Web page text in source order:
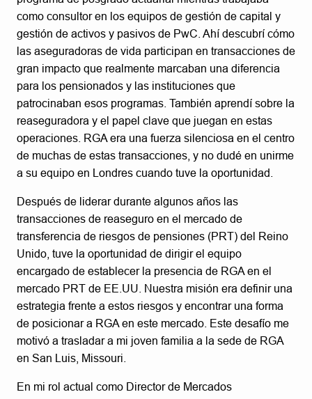
como consultor en los equipos de gestión de capital y
gestión de activos y pasivos de PwC. Ahí descubrí cómo
las aseguradoras de vida participan en transacciones de
gran impacto que realmente marcaban una diferencia
para los pensionados y las instituciones que
patrocinaban esos programas. También aprendí sobre la
reaseguradora y el papel clave que juegan en estas
operaciones. RGA era una fuerza silenciosa en el centro
de muchas de estas transacciones, y no dudé en unirme
a su equipo en Londres cuando tuve la oportunidad.
Después de liderar durante algunos años las
transacciones de reaseguro en el mercado de
transferencia de riesgos de pensiones (PRT) del Reino
Unido, tuve la oportunidad de dirigir el equipo
encargado de establecer la presencia de RGA en el
mercado PRT de EE.UU. Nuestra misión era definir una
estrategia frente a estos riesgos y encontrar una forma
de posicionar a RGA en este mercado. Este desafío me
motivó a trasladar a mi joven familia a la sede de RGA
en San Luis, Missouri.
En mi rol actual como Director de Mercados